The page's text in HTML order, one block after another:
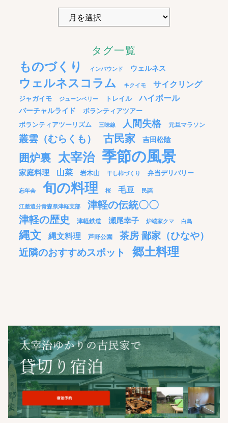
タグ一覧
ものづくり インバウンド ウェルネス
ウェルネスコラム キクイモ サイクリング
ジャガイモ ジューンベリー トレイル ハイボール
バーチャルライド
ボランティアツアー
ボランティアツーリズム
三味線 人間失格 元旦マラソン
叢雲（むらくも） 古民家 吉田松陰
囲炉裏 太宰治 季節の風景
家庭料理 山菜 岩木山 干し柿づくり 弁当デリバリー
忘年会 旬の料理 桜 毛豆 民謡
江差追分青森県津軽支部
津軽の伝統〇〇
津軽の歴史
津軽鉄道 瀬尾幸子 炉端家クマ 白鳥
縄文 縄文料理 芦野公園
茶房 鄙家（ひなや）
近隣のおすすめスポット
郷土料理